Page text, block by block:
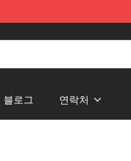
블로그 연락처